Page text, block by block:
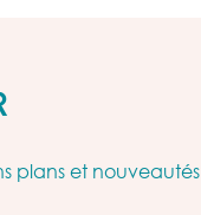
plans et nouveautés